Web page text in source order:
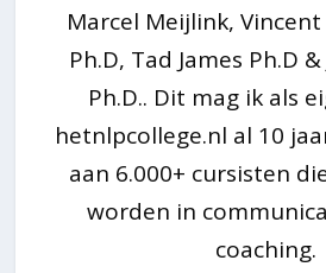
Marcel Meijlink,
Ph.D, Tad James Ph.D
Ph.D.. Dit mag ik als
hetnlpcollege.nl al 10
aan 6.000+ cursisten
worden in
coaching.